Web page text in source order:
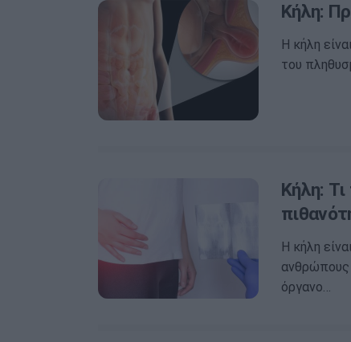
Κήλη:
Η κήλη
του
Κήλη:
Η κήλη
ανθρώπους
όργανο…